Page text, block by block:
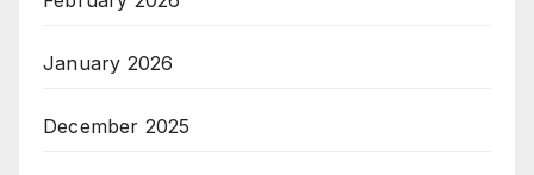
January 2026
December 2025